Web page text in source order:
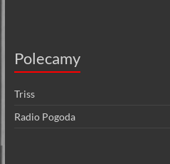
Polecamy
Triss
Radio Pogoda